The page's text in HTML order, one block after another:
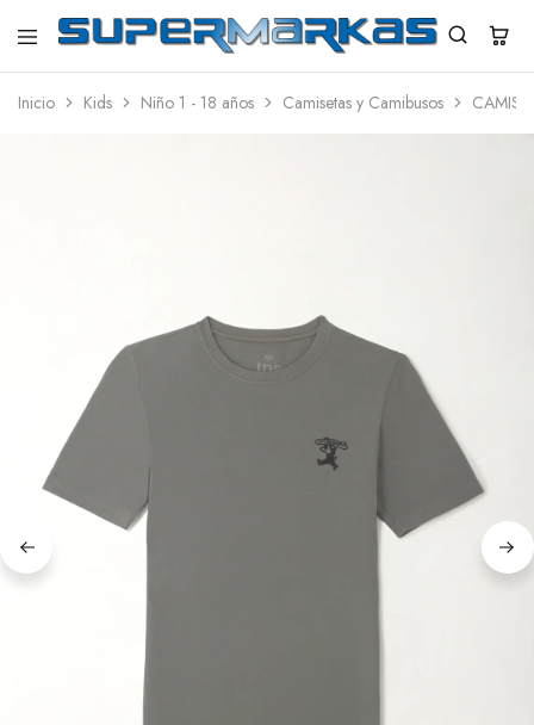
SuperMarkas
Ropa
con
Inicio Kids Niño 1 - 18 años Camisetas y Camibusos